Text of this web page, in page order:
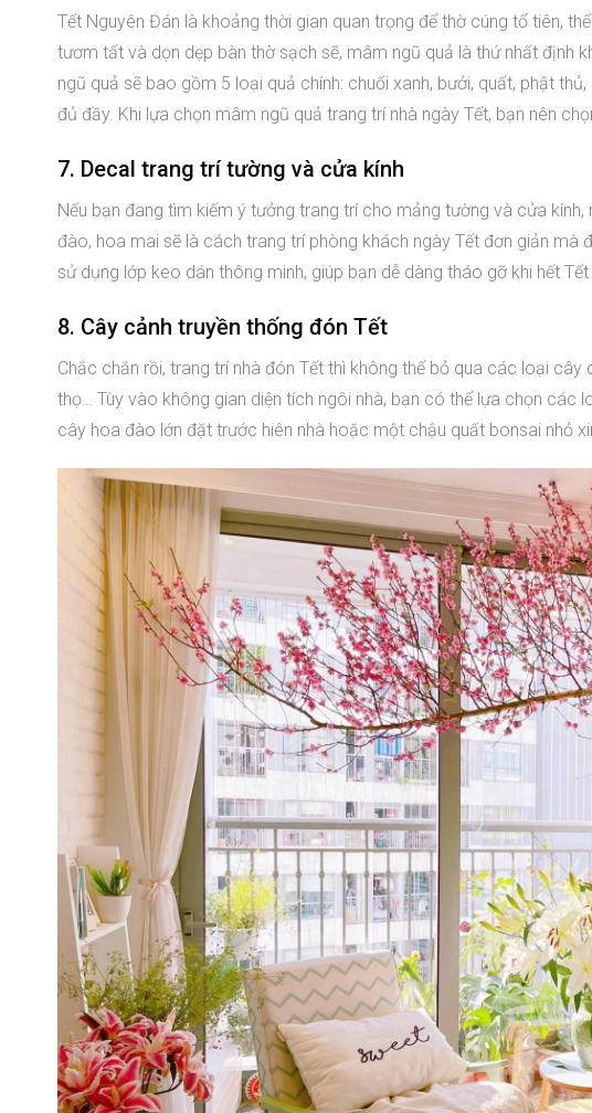
Tết Nguyên Đán là khoảng thời gian quan trọng để thờ cúng tổ tiên,
tươm tất và dọn dẹp bàn thờ sạch sẽ, mâm ngũ quả là thứ nhất định
ngũ quả sẽ bao gồm 5 loại quả chính: chuối xanh, bưởi, quất, phật
đủ đầy. Khi lựa chọn mâm ngũ quả trang trí nhà ngày Tết, bạn nên
7. Decal trang trí tường và cửa kính
Nếu bạn đang tìm kiếm ý tưởng trang trí cho mảng tường và cửa
đào, hoa mai sẽ là cách trang trí phòng khách ngày Tết đơn giản mà
sử dụng lớp keo dán thông minh, giúp bạn dễ dàng tháo gỡ khi hết
8. Cây cảnh truyền thống đón Tết
Chắc chắn rồi, trang trí nhà đón Tết thì không thể bỏ qua các loại
thọ… Tùy vào không gian diện tích ngôi nhà, bạn có thể lựa chọn
cây hoa đào lớn đặt trước hiên nhà hoặc một chậu quất bonsai nhỏ